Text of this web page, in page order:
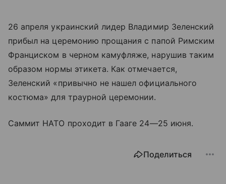
26 апреля украинский лидер Владимир Зеленский
прибыл на церемонию прощания с папой Римским
Франциском в черном камуфляже, нарушив таким
образом нормы этикета. Как отмечается,
Зеленский «привычно не нашел официального
костюма» для траурной церемонии.
Саммит НАТО проходит в Гааге 24—25 июня.
Поделиться